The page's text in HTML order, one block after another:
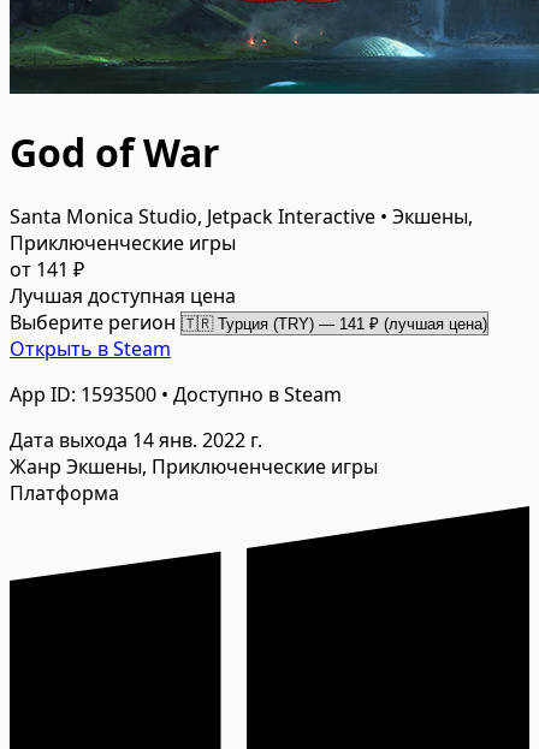
God of War
Santa Monica Studio, Jetpack Interactive • Экшены,
Приключенческие игры
от 141 ₽
Лучшая доступная цена
Выберите регион
Открыть в Steam
App ID: 1593500 • Доступно в Steam
Дата выхода 14 янв. 2022 г.
Жанр Экшены, Приключенческие игры
Платформа